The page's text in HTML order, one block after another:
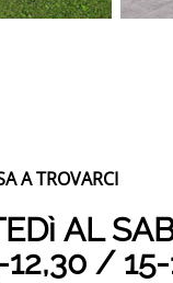
A TROVARCI
AL
/